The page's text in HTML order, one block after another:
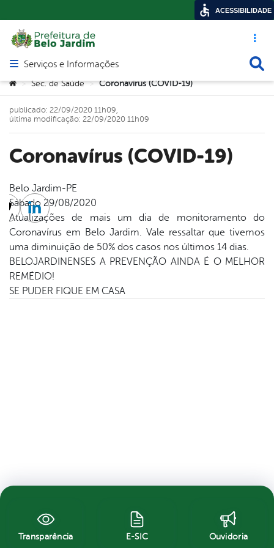
Acesso
Abrir menu principal de navegação
Serviços e Informações
Você está aqui:
> Sec. de Saúde > Coronavírus (COVID-19)
Coronavírus (COVID-19)
publicado: 22/09/2020 11h09,
última modificação: 22/09/2020 11h09
Belo Jardim-PE
Sábado 29/08/2020
Atualizações de mais um dia de monitoramento do
Coronavírus em Belo Jardim. Vale ressaltar que tivemos
uma diminuição de 50% dos casos nos últimos 14 dias.
BELOJARDINENSES A PREVENÇÃO AINDA É O MELHOR
REMÉDIO!
SE PUDER FIQUE EM CASA
Twitter
Linkedin
Transparência E-SIC Ouvidoria
ACESSIBILIDADE